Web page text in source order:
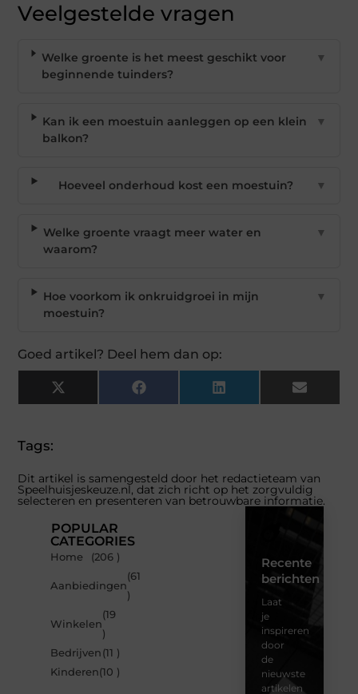
Veelgestelde vragen
Welke groente is het meest geschikt voor
beginnende tuinders?
▼
Kan ik een moestuin aanleggen op een klein
balkon?
▼
Hoeveel onderhoud kost een moestuin? ▼
Welke groente vraagt meer water en
waarom?
▼
Hoe voorkom ik onkruidgroei in mijn
moestuin?
▼
Goed artikel? Deel hem dan op:
X
(Twitter)
Facebook LinkedIn Email
Tags:
Dit artikel is samengesteld door het redactieteam van
Speelhuisjeskeuze.nl, dat zich richt op het zorgvuldig
selecteren en presenteren van betrouwbare informatie.
POPULAR
CATEGORIES
Home (206 )
Aanbiedingen
(61
)
Winkelen
(19
)
Bedrijven (11 )
Kinderen(10 )
Recente
berichten
Laat
je
inspireren
door
de
nieuwste
artikelen